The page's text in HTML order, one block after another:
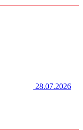
28.07.2026